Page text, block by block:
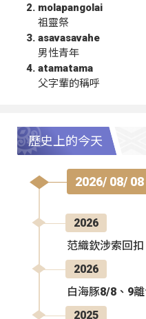
molapangolai
祖靈祭
asavasavahe
男性青年
atamatama
父字輩的稱呼
歷史上的今天
2026/ 08/ 08
2026
范織欽涉索回
2026
白海豚8/8、9
2025